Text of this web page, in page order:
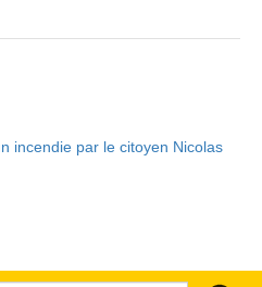
incendie par le citoyen Nicolas